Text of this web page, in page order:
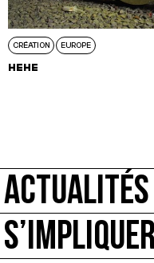
CRÉATION EUROPE
HEHE
ACTUALITÉS
S’IMPLIQUER